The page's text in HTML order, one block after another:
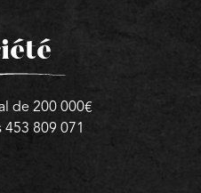
de 200 000€
453 809 071